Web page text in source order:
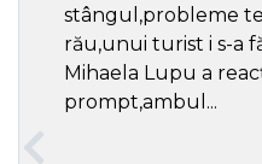
stângul,probleme
rău,unui turist i s-a
Mihaela Lupu a
prompt,ambul...